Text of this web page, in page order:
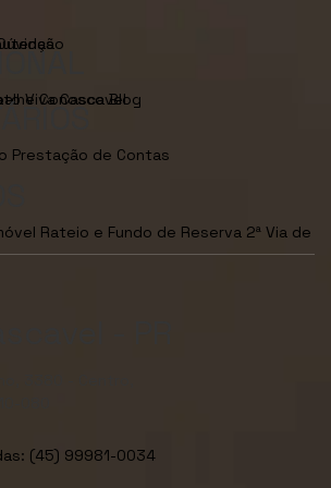
Viva Cascavel
Conosco Blog
Prestação de Contas
Rateio e Fundo de Reserva
(45) 99981-0034